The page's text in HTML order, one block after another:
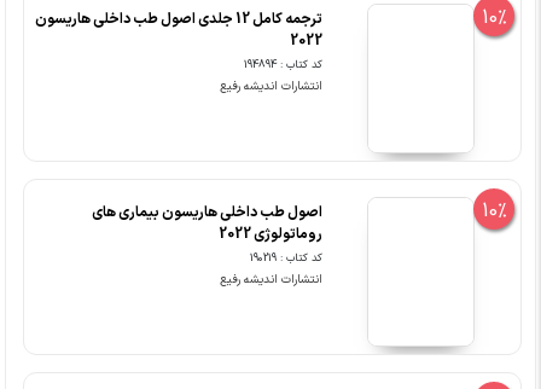
10%
ترجمه کامل 12 جلدی اصول طب داخلی هاریسون
2022
کد کتاب : 194894
انتشارات اندیشه رفیع
10%
اصول طب داخلی هاریسون بیماری های
روماتولوژی 2022
کد کتاب : 190219
انتشارات اندیشه رفیع